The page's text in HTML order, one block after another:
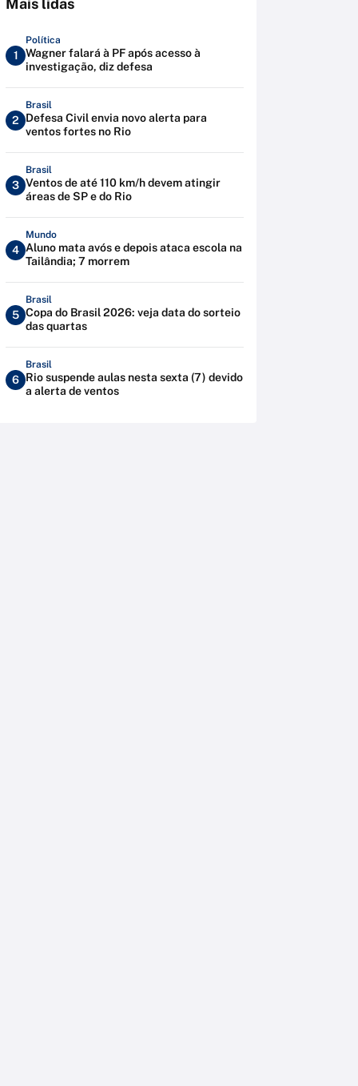
Mais lidas
1
Política
Wagner falará à PF após acesso à
investigação, diz defesa
2
Brasil
Defesa Civil envia novo alerta para
ventos fortes no Rio
3
Brasil
Ventos de até 110 km/h devem atingir
áreas de SP e do Rio
4
Mundo
Aluno mata avós e depois ataca escola na
Tailândia; 7 morrem
5
Brasil
Copa do Brasil 2026: veja data do sorteio
das quartas
6
Brasil
Rio suspende aulas nesta sexta (7) devido
a alerta de ventos